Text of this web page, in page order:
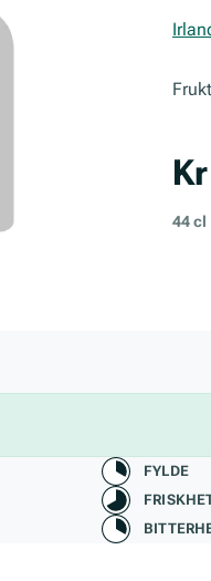
44 cl
FYLDE